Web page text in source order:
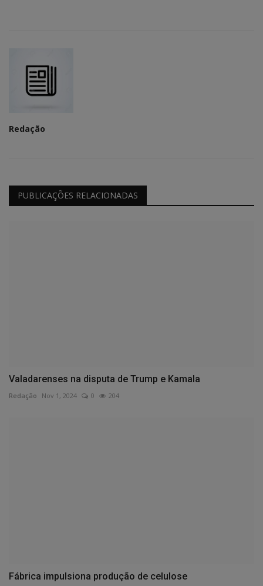
Redação
PUBLICAÇÕES RELACIONADAS
Valadarenses na disputa de Trump e Kamala
Redação Nov 1, 2024 0 204
Fábrica impulsiona produção de celulose